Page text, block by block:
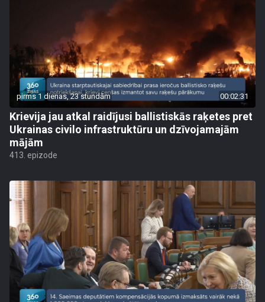
pirms 1 dienas, 23 stundām 00:02:31
Krievija jau atkal raidījusi ballistiskās raķetes pret
Ukrainas civilo infrastruktūru un dzīvojamajām
mājām
413. epizode